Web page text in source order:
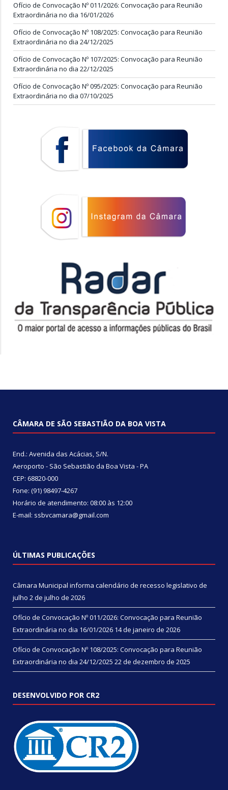
Ofício de Convocação Nº 011/2026: Convocação para Reunião
Extraordinária no dia 16/01/2026
Ofício de Convocação Nº 108/2025: Convocação para Reunião
Extraordinária no dia 24/12/2025
Ofício de Convocação Nº 107/2025: Convocação para Reunião
Extraordinária no dia 22/12/2025
Ofício de Convocação Nº 095/2025: Convocação para Reunião
Extraordinária no dia 07/10/2025
CÂMARA DE SÃO SEBASTIÃO DA BOA VISTA
End.: Avenida das Acácias, S/N.
Aeroporto - São Sebastião da Boa Vista - PA
CEP: 68820-000
Fone: (91) 98497-4267
Horário de atendimento: 08:00 às 12:00
E-mail: ssbvcamara@gmail.com
ÚLTIMAS PUBLICAÇÕES
Câmara Municipal informa calendário de recesso legislativo de
julho 2 de julho de 2026
Ofício de Convocação Nº 011/2026: Convocação para Reunião
Extraordinária no dia 16/01/2026 14 de janeiro de 2026
Ofício de Convocação Nº 108/2025: Convocação para Reunião
Extraordinária no dia 24/12/2025 22 de dezembro de 2025
DESENVOLVIDO POR CR2